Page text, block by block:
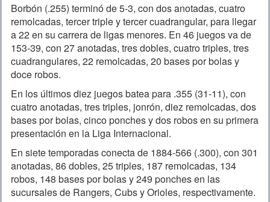
Borbón (.255) terminó de 5-3, con dos anotadas, cuatro
remolcadas, tercer triple y tercer cuadrangular, para llegar
a 22 en su carrera de ligas menores. En 46 juegos va de
153-39, con 27 anotadas, tres dobles, cuatro triples, tres
cuadrangulares, 22 remolcadas, 20 bases por bolas y
doce robos.
En los últimos diez juegos batea para .355 (31-11), con
cuatro anotadas, tres triples, jonrón, diez remolcadas, dos
bases por bolas, cinco ponches y dos robos en su primera
presentación en la Liga Internacional.
En siete temporadas conecta de 1884-566 (.300), con 301
anotadas, 86 dobles, 25 triples, 187 remolcadas, 134
robos, 148 bases por bolas y 249 ponches en las
sucursales de Rangers, Cubs y Orioles, respectivamente.